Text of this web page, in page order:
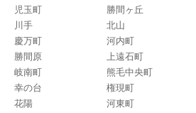
児玉町
勝間ヶ丘
川手
北山
慶万町
河内町
勝間原
上遠石町
岐南町
熊毛中央町
幸の台
権現町
花陽
河東町